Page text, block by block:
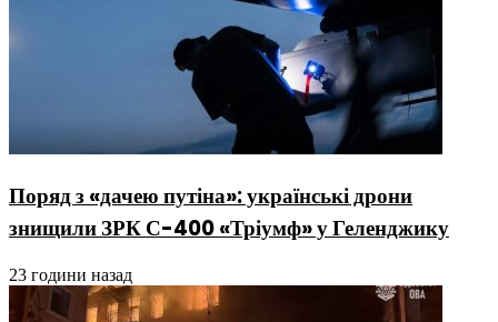
Поряд з «дачею путіна»: українські дрони
знищили ЗРК С-400 «Тріумф» у Геленджику
23 години назад